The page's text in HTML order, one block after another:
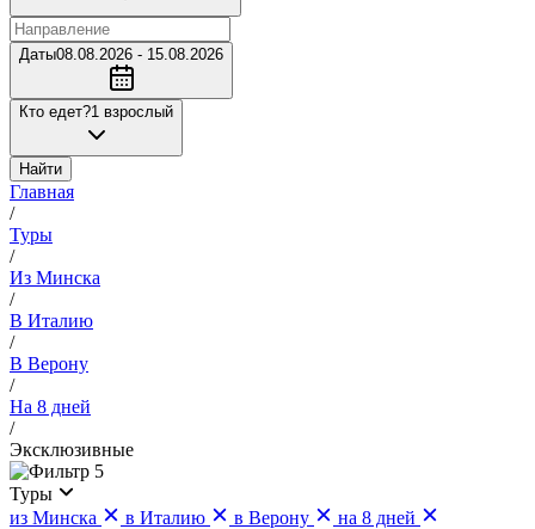
Даты08.08.2026 - 15.08.2026
Кто едет?1 взрослый
Найти
Главная
/
Туры
/
Из Минска
/
В Италию
/
В Верону
/
На 8 дней
/
Эксклюзивные
5
Туры
из Минска
в Италию в Верону
на 8 дней